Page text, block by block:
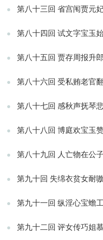
第八十三回 省宫闱贾元
第八十四回 试文字宝玉
第八十五回 贾存周报升
第八十六回 受私贿老官
第八十七回 感秋声抚琴
第八十八回 博庭欢宝玉
第八十九回 人亡物在公
第九十回 失绵衣贫女耐
第九十一回 纵淫心宝蟾
第九十二回 评女传巧姐